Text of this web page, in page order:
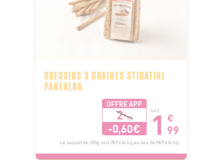
GRESSINS 3 GRAINES STIRATINI
PANEALBA
OFFRE APP
2€59
-0,60€
Soit
1 €
99
Le paquet de 250g soit 7€96 le kg au lieu de 9€96 le kg